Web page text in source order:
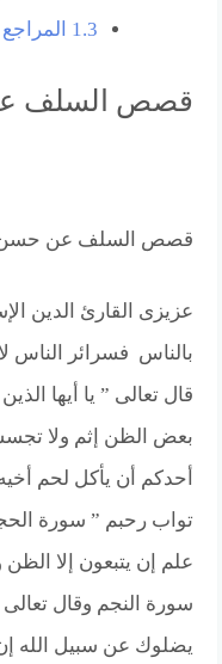
1.3 المراجع
قصص السلف
قصص السلف عن حسن
عزيزى القارئ الدين
بالناس فسرائر الناس
قال تعالى ” يا أيها
بعض الظن إثم ولا
أحدكم أن يأكل لحم
تواب رحبم ” سورة
علم إن يتبعون إلا
سورة النجم وقال
يضلوك عن سبيل الله إن